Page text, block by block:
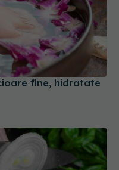
fine, hidratate